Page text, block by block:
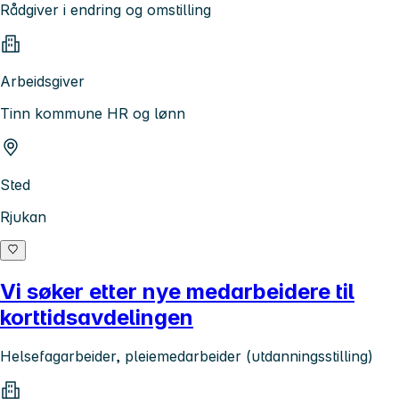
Rådgiver i endring og omstilling
Arbeidsgiver
Tinn kommune HR og lønn
Sted
Rjukan
Vi søker etter nye medarbeidere til
korttidsavdelingen
Helsefagarbeider, pleiemedarbeider (utdanningsstilling)